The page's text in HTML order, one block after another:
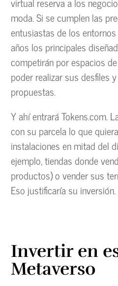
moda. Si se cumplen las
entusiastas de los
años los principales
competirán por espacios
poder realizar sus desfiles
propuestas.
Y ahí entrará Tokens.com.
con su parcela lo que
instalaciones en mitad del
ejemplo, tiendas donde
productos) o vender sus
Eso justificaría su inversión.
Invertir en
Metaverso